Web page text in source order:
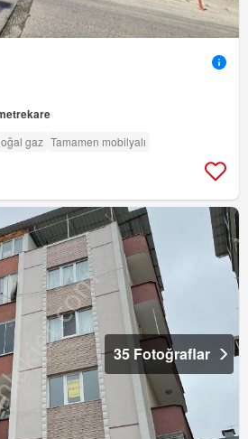
gaz Tamamen mobilyalı
35 Fotoğraflar